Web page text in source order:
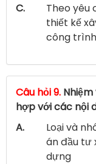
C.
Theo yêu
thiết kế
công
Câu hỏi 9.
hợp với các nội
A.
Loại và
án đầu tư
dựng